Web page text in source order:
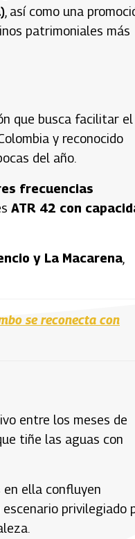
, así como una
patrimoniales más
que busca facilitar el
y reconocido
del año.
frecuencias
ATR 42 con
y La Macarena
se reconecta con
entre los meses de
que tiñe las aguas con
en ella confluyen
escenario privilegiado